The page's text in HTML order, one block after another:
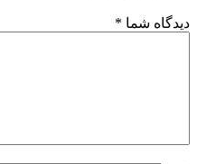
دیدگاه شما *